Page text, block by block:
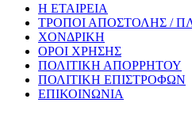
Η ΕΤΑΙΡΕΙΑ
ΤΡΟΠΟΙ ΑΠΟΣΤΟΛΗΣ /
ΧΟΝΔΡΙΚΗ
ΟΡΟΙ ΧΡΗΣΗΣ
ΠΟΛΙΤΙΚΗ ΑΠΟΡΡΗΤΟΥ
ΠΟΛΙΤΙΚΗ ΕΠΙΣΤΡΟΦΩΝ
ΕΠΙΚΟΙΝΩΝΙΑ